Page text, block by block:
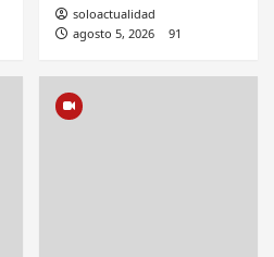
soloactualidad
agosto 5, 2026
91